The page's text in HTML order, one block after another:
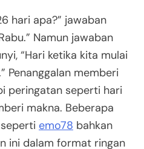
hari apa?” jawaban
Namun jawaban
“Hari ketika kita mulai
Penanggalan memberi
peringatan seperti hari
makna. Beberapa
emo78 bahkan
ini dalam format ringan